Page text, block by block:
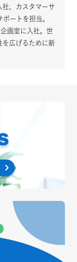
社、カスタマーサ
ートを担当。
画室に入社。世
を広げるために新